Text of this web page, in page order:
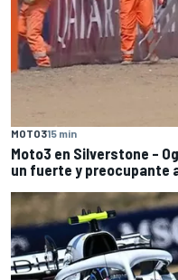
MOTO315 min
Moto3 en Silverstone –
un fuerte y preocupante